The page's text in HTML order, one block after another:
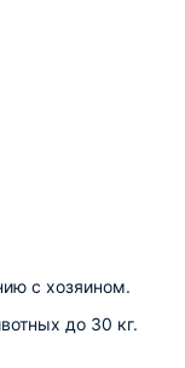
с хозяином.
до 30 кг.